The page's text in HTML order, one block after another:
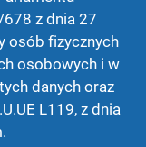
z dnia 27
osób fizycznych
osobowych i w
danych oraz
L119, z dnia